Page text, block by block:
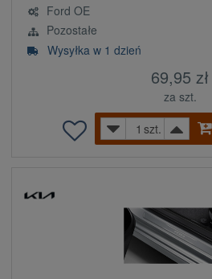
Ford OE
Pozostałe
Wysyłka w 1 dzień
69,95 zł
za szt.
szt.